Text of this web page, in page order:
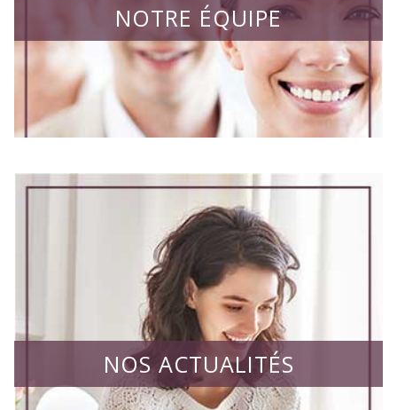
NOTRE ÉQUIPE
NOS ACTUALITÉS